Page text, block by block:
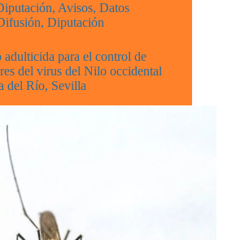
, Avisos, Datos
, Diputación
adulticida para el control de
del virus del Nilo occidental
del Río, Sevilla